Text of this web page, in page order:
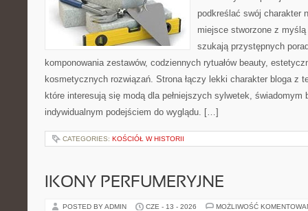
podkreślać swój charakter
miejsce stworzone z
szukają przystępnych
komponowania zestawów, codziennych rytuałów beauty,
kosmetycznych rozwiązań. Strona łączy lekki charakter bloga z
które interesują się modą dla pełniejszych sylwetek, świadomym
indywidualnym podejściem do wyglądu. […]
CATEGORIES: KOŚCIÓŁ W HISTORII
IKONY PERFUMERYJNE
POSTED BY ADMIN CZE - 13 - 2026 MOŻLIWOŚĆ